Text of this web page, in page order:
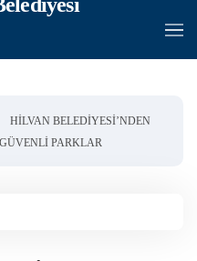
HILVAN BELEDIYESI’NDEN
PARKLAR